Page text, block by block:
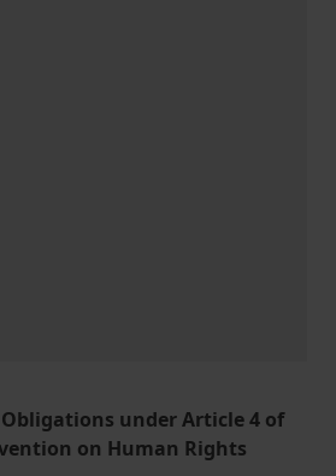
under Article 4 of
on Human Rights